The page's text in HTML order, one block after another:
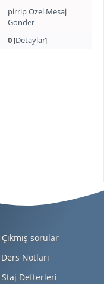
pirrip Özel Mesaj
Gönder
0 [Detaylar]
Çıkmış sorular
Ders Notları
Staj Defterleri